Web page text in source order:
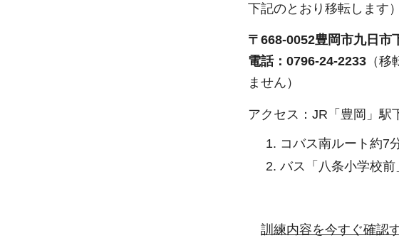
下記のとおり移転します）
〒668-0052豊岡市九日市
電話：0796-24-2233 （
ません）
アクセス：JR「豊岡」駅
コバス南ルート約7
バス「八条小学校
訓練内容を今すぐ確認